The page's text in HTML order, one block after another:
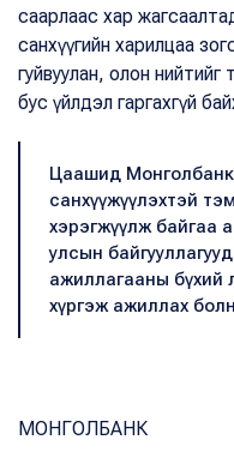
саарлаас хар
санхүүгийн харилцаа
гуйвуулан, олон нийтийг
бус үйлдэл гаргахгүй
Цаашид Монголбанк
санхүүжүүлэхтэй
хэрэгжүүлж байгаа
улсын
ажиллагааны бүхий
хүргэж ажиллах
МОНГОЛБАНК